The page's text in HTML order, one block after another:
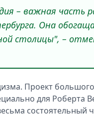
– важная часть
Она
столицы", –
Проект
для Роберта
состоятельный